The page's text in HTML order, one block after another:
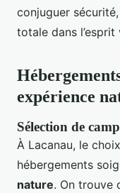
conjuguer
totale dans l’esprit
expérience
Sélection de
À Lacanau, le
hébergements
nature. On trouve